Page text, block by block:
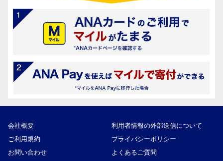
会社概要
利用者情報の外部送信について
ご利用規約
プライバシーポリシー
お問い合わせ
よくあるご質問